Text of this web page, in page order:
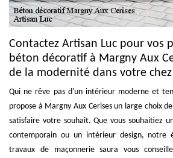
Contactez Artisan Luc pour vos
béton décoratif à Margny Aux
de la modernité dans votre
Qui ne rêve pas d'un intérieur moderne et
propose à Margny Aux Cerises un large choix
satisfaire votre souhait. Que vous souhaitiez
contemporain ou un intérieur design, notre
travaux de maçonnerie saura vous